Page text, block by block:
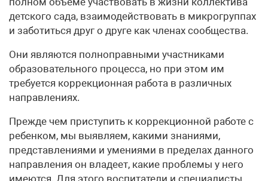
детского сада, взаимодействовать в микрогруппах
и заботиться друг о друге как членах сообщества.
Они являются полноправными участниками
образовательного процесса, но при этом им
требуется коррекционная работа в различных
направлениях.
Прежде чем приступить к коррекционной работе с
ребенком, мы выявляем, какими знаниями,
представлениями и умениями в пределах данного
направления он владеет, какие проблемы у него